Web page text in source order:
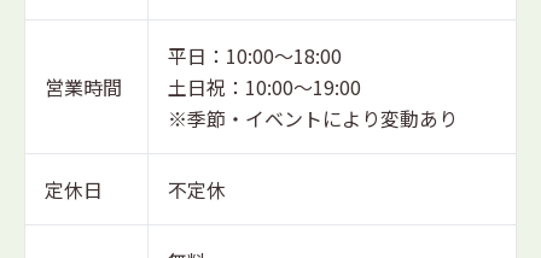
営業時間
平日：10:00～18:00
土日祝：10:00～19:00
※季節・イベントにより変動あり
定休日 不定休